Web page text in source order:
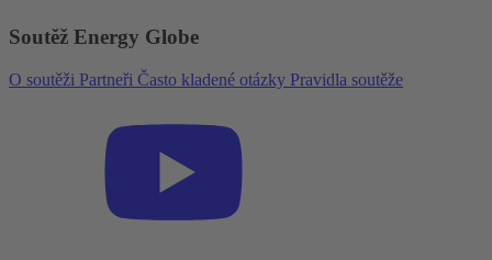
Soutěž Energy Globe
O soutěži Partneři Často kladené otázky Pravidla soutěže